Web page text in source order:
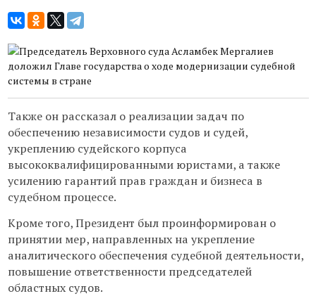
Также он рассказал о реализации задач по
обеспечению независимости судов и судей,
укреплению судейского корпуса
высококвалифицированными юристами, а также
усилению гарантий прав граждан и бизнеса в
судебном процессе.
Кроме того, Президент был проинформирован о
принятии мер, направленных на укрепление
аналитического обеспечения судебной деятельности,
повышение ответственности председателей
областных судов.